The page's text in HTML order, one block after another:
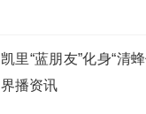
凯里“蓝朋友”化身“清
界播资讯